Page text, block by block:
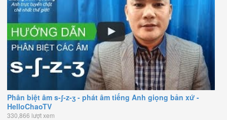
Phân biệt âm s-ʃ-z-ʒ - phát âm tiếng Anh giọng bản xứ -
HelloChaoTV
330,866 lượt xem